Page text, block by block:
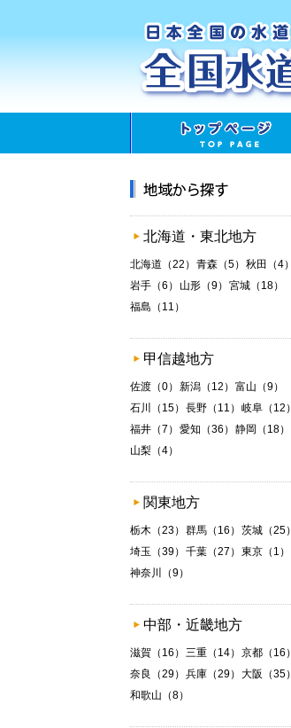
北海道・東北地方
北海道（22） 青森（5） 秋田（4）
岩手（6）
山形（9） 宮城（18）
福島（11）
甲信越地方
佐渡（0） 新潟（12） 富山（9）
石川（15） 長野（11） 岐阜（12）
福井（7） 愛知（36） 静岡（18）
山梨（4）
関東地方
栃木（23） 群馬（16） 茨城（25）
埼玉（39） 千葉（27） 東京（1）
神奈川（9）
中部・近畿地方
滋賀（16） 三重（14） 京都（16）
奈良（29） 兵庫（29） 大阪（35）
和歌山（8）